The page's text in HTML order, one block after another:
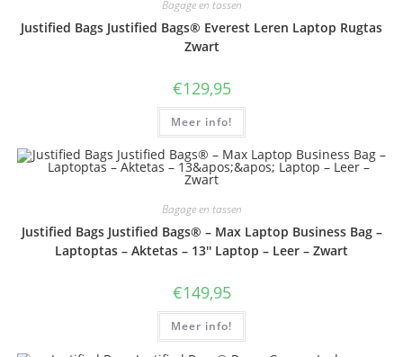
Bagage en tassen
Justified Bags Justified Bags® Everest Leren Laptop Rugtas
Zwart
€129,95
Meer info!
Bagage en tassen
Justified Bags Justified Bags® – Max Laptop Business Bag –
Laptoptas – Aktetas – 13'' Laptop – Leer – Zwart
€149,95
Meer info!